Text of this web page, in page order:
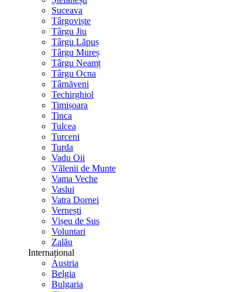
Suceava
Târgoviște
Târgu Jiu
Târgu Lăpuș
Târgu Mureș
Târgu Neamț
Târgu Ocna
Târnăveni
Techirghiol
Timișoara
Tinca
Tulcea
Turceni
Turda
Vadu Oii
Vălenii de Munte
Vama Veche
Vaslui
Vatra Dornei
Vernești
Vișeu de Sus
Voluntari
Zalău
Internațional
Austria
Belgia
Bulgaria